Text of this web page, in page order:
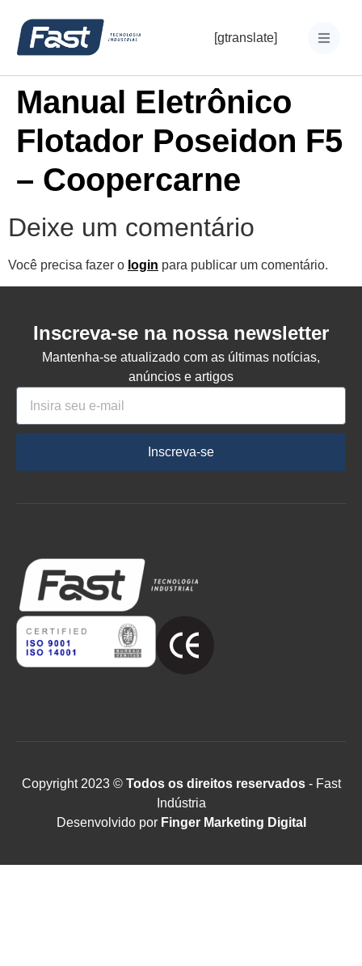
[gtranslate]
Manual Eletrônico
Flotador Poseidon F5
– Coopercarne
Deixe um comentário
Você precisa fazer o login para publicar um comentário.
Inscreva-se na nossa newsletter
Mantenha-se atualizado com as últimas notícias,
anúncios e artigos
Inscreva-se
Copyright 2023 ©Todos os direitos reservados- Fast
Indústria
Desenvolvido por Finger Marketing Digital